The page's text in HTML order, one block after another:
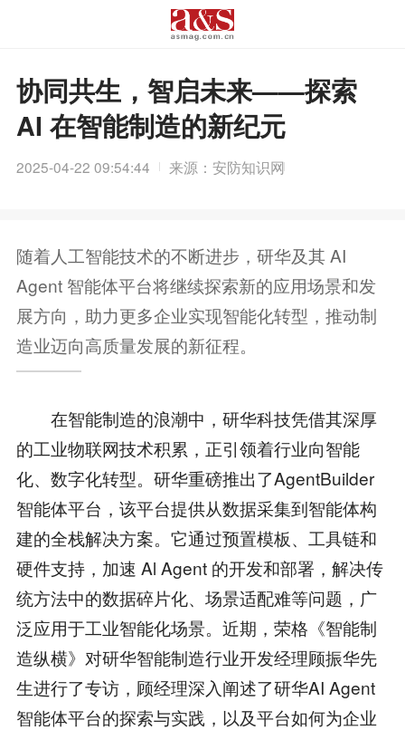
协同共生，智启未来——探索
AI 在智能制造的新纪元
2025-04-22 09:54:44 来源：安防知识网
随着人工智能技术的不断进步，研华及其 AI
Agent 智能体平台将继续探索新的应用场景和发
展方向，助力更多企业实现智能化转型，推动制
造业迈向高质量发展的新征程。
在智能制造的浪潮中，研华科技凭借其深厚
的工业物联网技术积累，正引领着行业向智能
化、数字化转型。研华重磅推出了AgentBuilder
智能体平台，该平台提供从数据采集到智能体构
建的全栈解决方案。它通过预置模板、工具链和
硬件支持，加速 Al Agent 的开发和部署，解决传
统方法中的数据碎片化、场景适配难等问题，广
泛应用于工业智能化场景。近期，荣格《智能制
造纵横》对研华智能制造行业开发经理顾振华先
生进行了专访，顾经理深入阐述了研华AI Agent
智能体平台的探索与实践，以及平台如何为企业